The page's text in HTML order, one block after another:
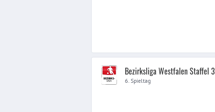
Bezirksliga Westfalen Staffel 3
6. Spieltag